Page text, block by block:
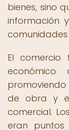
bienes, sino
información
El comercio
económico
de obra y
comercial.
eran